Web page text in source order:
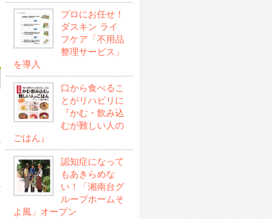
プロにお任せ！
ダスキン ライ
フケア「不用品
整理サービス」
を導入
口から食べるこ
とがリハビリに
『かむ・飲み込
むが難しい人の
ごはん』
認知症になって
もあきらめな
い！「湘南台グ
ループホームそ
よ風」オープン